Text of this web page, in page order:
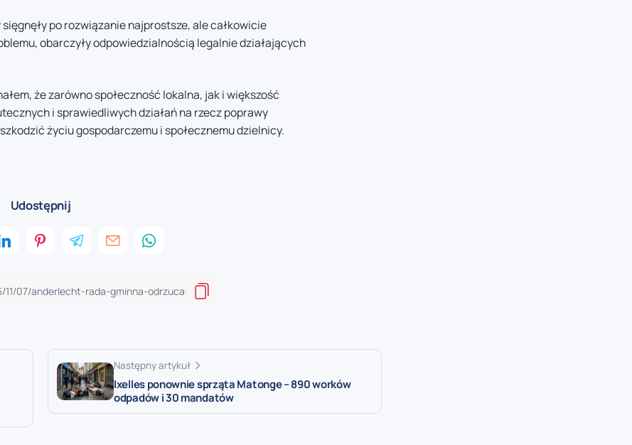
po rozwiązanie najprostsze, ale całkowicie
obarczyły odpowiedzialnością legalnie działających
że zarówno społeczność lokalna, jak i większość
i sprawiedliwych działań na rzecz poprawy
życiu gospodarczemu i społecznemu dzielnicy.
Udostępnij
Następny artykuł
Ixelles ponownie sprząta Matonge – 890 worków
odpadów i 30 mandatów